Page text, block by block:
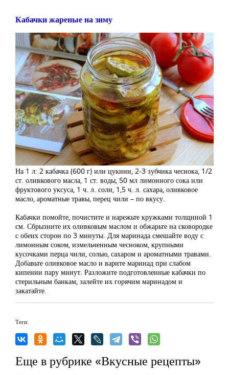
Кабачки жареные на зиму
На 1 л: 2 кабачка (600 г) или цукини, 2-3 зубчика чеснока, 1/2
ст. оливкового масла, 1 ст. воды, 50 мл лимонного сока или
фруктового уксуса, 1 ч. л. соли, 1,5 ч. л. сахара, оливковое
масло, ароматные травы, перец чили – по вкусу.
Кабачки помойте, почистите и нарежьте кружками толщиной 1
см. Сбрызните их оливковым маслом и обжарьте на сковородке
с обеих сторон по 3 минуты. Для маринада смешайте воду с
лимонным соком, измельченным чесноком, крупными
кусочками перца чили, солью, сахаром и ароматными травами.
Добавьте оливковое масло и варите маринад при слабом
кипении пару минут. Разложите подготовленные кабачки по
стерильным банкам, залейте их горячим маринадом и
закатайте.
Теги:
Еще в рубрике «Вкусные рецепты»